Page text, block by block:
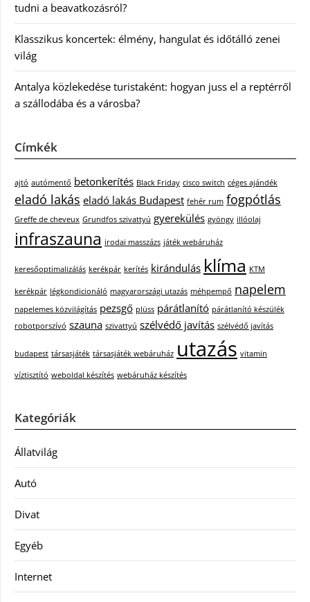
tudni a beavatkozásról?
Klasszikus koncertek: élmény, hangulat és időtálló zenei
világ
Antalya közlekedése turistaként: hogyan juss el a reptérről
a szállodába és a városba?
Címkék
ajtó autómentő betonkerítés Black Friday cisco switch céges ajándék
eladó lakás eladó lakás Budapest fehér rum fogpótlás
Greffe de cheveux Grundfos szivattyú gyerekülés gyöngy illóolaj
infraszauna irodai masszázs játék webáruház
keresőoptimalizálás kerékpár kerítés kirándulás klíma KTM
kerékpár légkondicionáló magyarországi utazás méhpempő napelem
napelemes közvilágítás pezsgő plüss párátlanító párátlanító készülék
robotporszívó szauna szivattyú szélvédő javítás szélvédő javítás
budapest társasjáték társasjáték webáruház utazás vitamin
víztisztító weboldal készítés webáruház készítés
Kategóriák
Állatvilág
Autó
Divat
Egyéb
Internet